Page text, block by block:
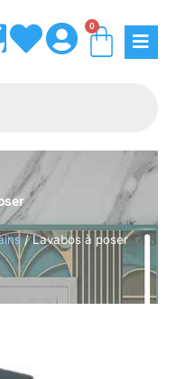
0
/ Lavabos à poser